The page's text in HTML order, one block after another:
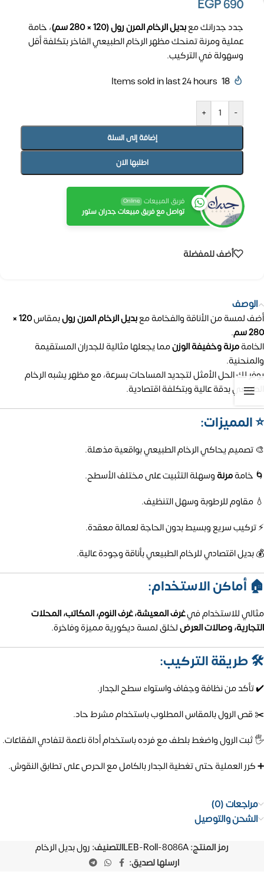
EGP690
جدد جدرانك معبديل الرخام المرن رول (120 × 280 سم)
، خامة
عملية ومرنة تمنحك مظهر الرخام الطبيعي الفاخر بتكلفة أقل
وسهولة في التركيب.
18
Items sold in last 24 hours
-
+
إضافة إلى السلة
اطلبها الان
فريق المبيعات Online
تواصل مع فريق مبيعات جدران ستور
أضف للمفضلة
الوصف
أضف لمسة من الأناقة والفخامة معبديل الرخام المرن رولبمقاس
120 ×
280 سم
.
الخامةمرنة وخفيفة الوزنمما يجعلها مثالية للجدران المستقيمة
والمنحنية.
يوفر لك الحل الأمثل لتجديد المساحات بسرعة، مع مظهر يشبه الرخام
الطبيعي بدقة عالية وبتكلفة اقتصادية.
⭐ المميزات:
🎨 تصميم يحاكي الرخام الطبيعي بواقعية مذهلة.
🌀 خامةمرنة وسهلة التثبيت على مختلف الأسطح.
💧 مقاوم للرطوبة وسهل التنظيف.
⚡ تركيب سريع وبسيط بدون الحاجة لعمالة معقدة.
💰 بديل اقتصادي للرخام الطبيعي بأناقة وجودة عالية.
🏠 أماكن الاستخدام:
مثالي للاستخدام فيغرف المعيشة، غرف النوم، المكاتب، المحلات
التجارية، وصالات العرضلخلق لمسة ديكورية مميزة وفاخرة.
🛠️ طريقة التركيب:
✔️ تأكد من نظافة وجفاف واستواء سطح الجدار.
✂️ قص الرول بالمقاس المطلوب باستخدام مشرط حاد.
🖐️ ثبت الرول واضغط بلطف مع فرده باستخدام أداة ناعمة لتفادي الفقاعات.
➕ كرر العملية حتى تغطية الجدار بالكامل مع الحرص على تطابق النقوش.
مراجعات (0)
الشحن والتوصيل
رمز المنتج:LEB-Roll-8086Aالتصنيف: رول بديل الرخام
ارسلها لصديق: